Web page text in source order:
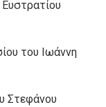
Ευστρατίου
του Ιωάννη
Στεφάνου